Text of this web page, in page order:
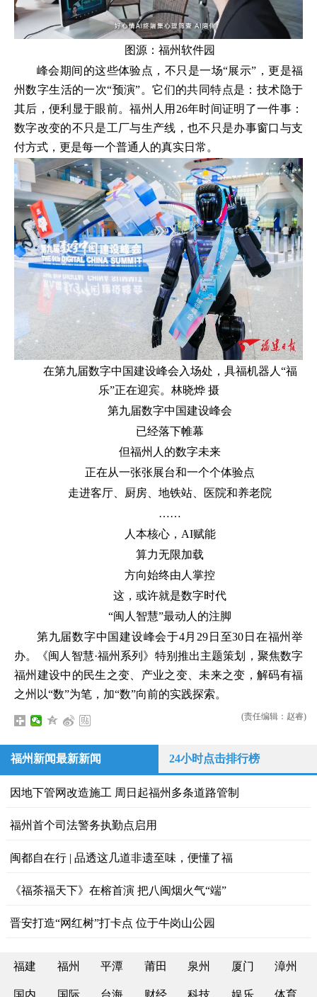
图源：福州软件园
峰会期间的这些体验点，不只是一场“展示”，更是福
州数字生活的一次“预演”。它们的共同特点是：技术隐于
其后，便利显于眼前。福州人用26年时间证明了一件事：
数字改变的不只是工厂与生产线，也不只是办事窗口与支
付方式，更是每一个普通人的真实日常。
在第九届数字中国建设峰会入场处，具福机器人“福
乐”正在迎宾。林晓烨 摄
第九届数字中国建设峰会
已经落下帷幕
但福州人的数字未来
正在从一张张展台和一个个体验点
走进客厅、厨房、地铁站、医院和养老院
……
人本核心，AI赋能
算力无限加载
方向始终由人掌控
这，或许就是数字时代
“闽人智慧”最动人的注脚
第九届数字中国建设峰会于4月29日至30日在福州举
办。《闽人智慧·福州系列》特别推出主题策划，聚焦数字
福州建设中的民生之变、产业之变、未来之变，解码有福
之州以“数”为笔，加“数”向前的实践探索。
(责任编辑：赵睿)
福州新闻最新新闻 24小时点击排行榜
因地下管网改造施工 周日起福州多条道路管制
福州首个司法警务执勤点启用
闽都自在行 | 品透这几道非遗至味，便懂了福
《福茶福天下》在榕首演 把八闽烟火气“端”
晋安打造“网红树”打卡点 位于牛岗山公园
福建 福州 平潭 莆田 泉州 厦门 漳州
国内 国际 台海 财经 科技 娱乐 体育